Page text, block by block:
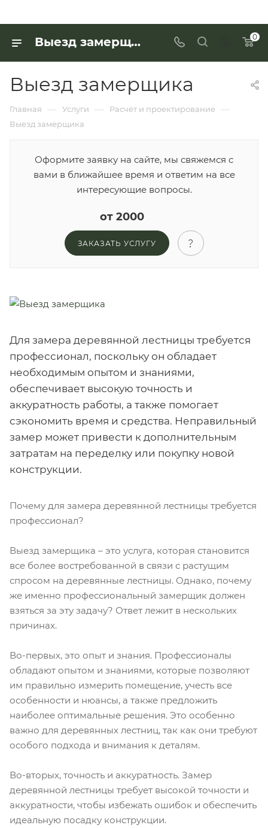
Выезд замерщика 0
Выезд замерщика
Главная — Услуги — Расчёт и проектирование —
Выезд замерщика
Оформите заявку на сайте, мы свяжемся с
вами в ближайшее время и ответим на все
интересующие вопросы.
от 2000
ЗАКАЗАТЬ УСЛУГУ
Для замера деревянной лестницы требуется
профессионал, поскольку он обладает
необходимым опытом и знаниями,
обеспечивает высокую точность и
аккуратность работы, а также помогает
сэкономить время и средства. Неправильный
замер может привести к дополнительным
затратам на переделку или покупку новой
конструкции.
Почему для замера деревянной лестницы требуется
профессионал?
Выезд замерщика – это услуга, которая становится
все более востребованной в связи с растущим
спросом на деревянные лестницы. Однако, почему
же именно профессиональный замерщик должен
взяться за эту задачу? Ответ лежит в нескольких
причинах.
Во-первых, это опыт и знания. Профессионалы
обладают опытом и знаниями, которые позволяют
им правильно измерить помещение, учесть все
особенности и нюансы, а также предложить
наиболее оптимальные решения. Это особенно
важно для деревянных лестниц, так как они требуют
особого подхода и внимания к деталям.
Во-вторых, точность и аккуратность. Замер
деревянной лестницы требует высокой точности и
аккуратности, чтобы избежать ошибок и обеспечить
идеальную посадку конструкции.